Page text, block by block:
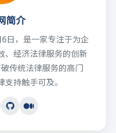
简介
日，是一家专注于为企
、经济法律服务的创新
传统法律服务的高门
持触手可及。